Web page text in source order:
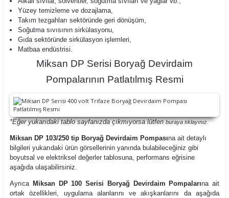
Yüzey temizleme ve dozajlama,
Takım tezgahları sektöründe geri dönüşüm,
Soğutma sıvısının sirkülasyonu,
Gıda sektöründe sirkülasyon işlemleri,
Matbaa endüstrisi.
Miksan DP Serisi Boryağ Devirdaim
Pompalarının Patlatılmış Resmi
*Eğer yukarıdaki tablo sayfanızda çıkmıyorsa lütfenburayatıklayınız.
Miksan DP 103/250 tip Boryağ Devirdaim Pompasına ait detaylı
bilgileri yukarıdaki ürün görsellerinin yanında bulabileceğiniz gibi
boyutsal ve elektriksel değerler tablosuna, performans eğrisine
aşağıda ulaşabilirsiniz.
Ayrıca Miksan DP 100 Serisi Boryağ Devirdaim Pompalarına ait
ortak özellikleri, uygulama alanlarını ve akışkanlarını da aşağıda